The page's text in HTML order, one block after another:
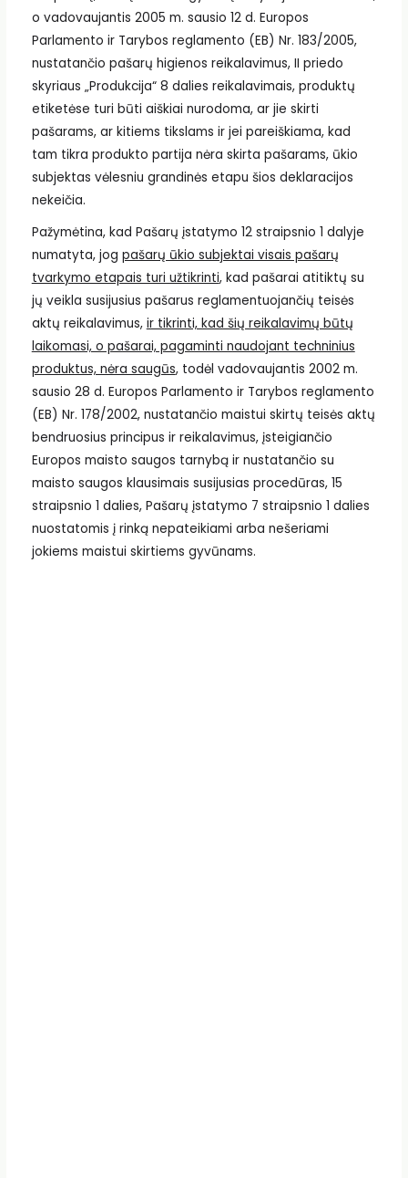
o vadovaujantis 2005 m. sausio 12 d. Europos
Parlamento ir Tarybos reglamento (EB) Nr. 183/2005,
nustatančio pašarų higienos reikalavimus, II priedo
skyriaus „Produkcija“ 8 dalies reikalavimais, produktų
etiketėse turi būti aiškiai nurodoma, ar jie skirti
pašarams, ar kitiems tikslams ir jei pareiškiama, kad
tam tikra produkto partija nėra skirta pašarams, ūkio
subjektas vėlesniu grandinės etapu šios deklaracijos
nekeičia.
Pažymėtina, kad Pašarų įstatymo 12 straipsnio 1 dalyje
numatyta, jog pašarų ūkio subjektai visais pašarų
tvarkymo etapais turi užtikrinti, kad pašarai atitiktų su
jų veikla susijusius pašarus reglamentuojančių teisės
aktų reikalavimus, ir tikrinti, kad šių reikalavimų būtų
laikomasi, o pašarai, pagaminti naudojant techninius
produktus, nėra saugūs, todėl vadovaujantis 2002 m.
sausio 28 d. Europos Parlamento ir Tarybos reglamento
(EB) Nr. 178/2002, nustatančio maistui skirtų teisės aktų
bendruosius principus ir reikalavimus, įsteigiančio
Europos maisto saugos tarnybą ir nustatančio su
maisto saugos klausimais susijusias procedūras, 15
straipsnio 1 dalies, Pašarų įstatymo 7 straipsnio 1 dalies
nuostatomis į rinką nepateikiami arba nešeriami
jokiems maistui skirtiems gyvūnams.